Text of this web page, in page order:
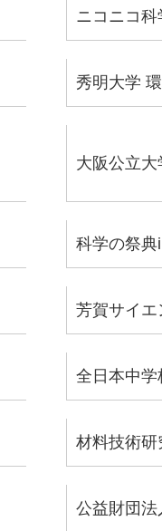
ニコニコ
秀明大学
大阪公立大
科学の祭典
芳賀サイエ
全日本中学
材料技術研
公益財団法